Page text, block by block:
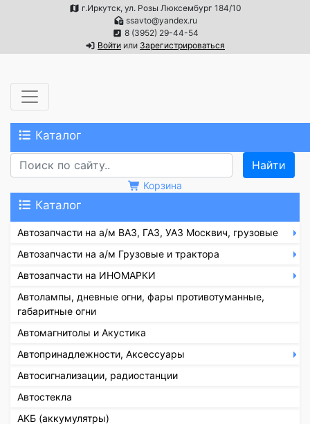
г.Иркутск, ул. Розы Люксембург 184/10
ssavto@yandex.ru
8 (3952) 29-44-54
Войти или Зарегистрироваться
Каталог
Корзина
Каталог
Автозапчасти на а/м ВАЗ, ГАЗ, УАЗ Москвич, грузовые
Автозапчасти на а/м Грузовые и трактора
Автозапчасти на ИНОМАРКИ
Автолампы, дневные огни, фары противотуманные,
габаритные огни
Автомагнитолы и Акустика
Автопринадлежности, Аксессуары
Автосигнализации, радиостанции
Автостекла
АКБ (аккумулятры)